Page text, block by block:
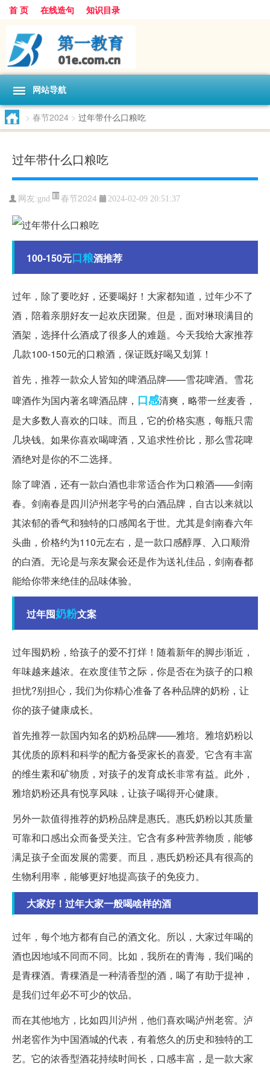
首 页 在线造句 知识目录
网站导航
> 春节2024 > 过年带什么口粮吃
过年带什么口粮吃
网友:gnd 春节2024 2024-02-09 20:51:37
100-150元口粮酒推荐
过年，除了要吃好，还要喝好！大家都知道，过年少不了
酒，陪着亲朋好友一起欢庆团聚。但是，面对琳琅满目的
酒架，选择什么酒成了很多人的难题。今天我给大家推荐
几款100-150元的口粮酒，保证既好喝又划算！
首先，推荐一款众人皆知的啤酒品牌——雪花啤酒。雪花
啤酒作为国内著名啤酒品牌， 口感清爽，略带一丝麦香，
是大多数人喜欢的口味。而且，它的价格实惠，每瓶只需
几块钱。如果你喜欢喝啤酒，又追求性价比，那么雪花啤
酒绝对是你的不二选择。
除了啤酒，还有一款白酒也非常适合作为口粮酒——剑南
春。剑南春是四川泸州老字号的白酒品牌，自古以来就以
其浓郁的香气和独特的口感闻名于世。尤其是剑南春六年
头曲，价格约为110元左右，是一款口感醇厚、入口顺滑
的白酒。无论是与亲友聚会还是作为送礼佳品，剑南春都
能给你带来绝佳的品味体验。
过年囤奶粉文案
过年囤奶粉，给孩子的爱不打烊！随着新年的脚步渐近，
年味越来越浓。在欢度佳节之际，你是否在为孩子的口粮
担忧?别担心，我们为你精心准备了各种品牌的奶粉，让
你的孩子健康成长。
首先推荐一款国内知名的奶粉品牌——雅培。雅培奶粉以
其优质的原料和科学的配方备受家长的喜爱。它含有丰富
的维生素和矿物质，对孩子的发育成长非常有益。此外，
雅培奶粉还具有悦享风味，让孩子喝得开心健康。
另外一款值得推荐的奶粉品牌是惠氏。惠氏奶粉以其质量
可靠和口感出众而备受关注。它含有多种营养物质，能够
满足孩子全面发展的需要。而且，惠氏奶粉还具有很高的
生物利用率，能够更好地提高孩子的免疫力。
大家好！过年大家一般喝啥样的酒
过年，每个地方都有自己的酒文化。所以，大家过年喝的
酒也因地域不同而不同。比如，我所在的青海，我们喝的
是青稞酒。青稞酒是一种清香型的酒，喝了有助于提神，
是我们过年必不可少的饮品。
而在其他地方，比如四川泸州，他们喜欢喝泸州老窖。泸
州老窖作为中国酒城的代表，有着悠久的历史和独特的工
艺。它的浓香型酒花持续时间长，口感丰富，是一款大家